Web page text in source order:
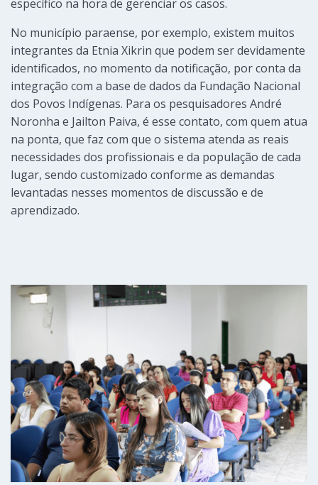
específico na hora de gerenciar os casos.
No município paraense, por exemplo, existem muitos
integrantes da Etnia Xikrin que podem ser devidamente
identificados, no momento da notificação, por conta da
integração com a base de dados da Fundação Nacional
dos Povos Indígenas. Para os pesquisadores André
Noronha e Jailton Paiva, é esse contato, com quem atua
na ponta, que faz com que o sistema atenda as reais
necessidades dos profissionais e da população de cada
lugar, sendo customizado conforme as demandas
levantadas nesses momentos de discussão e de
aprendizado.